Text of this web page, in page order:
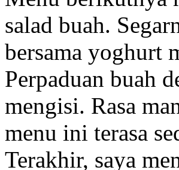
salad buah.
bersama yoghurt
Perpaduan buah
mengisi. Rasa
menu ini terasa
Terakhir, saya